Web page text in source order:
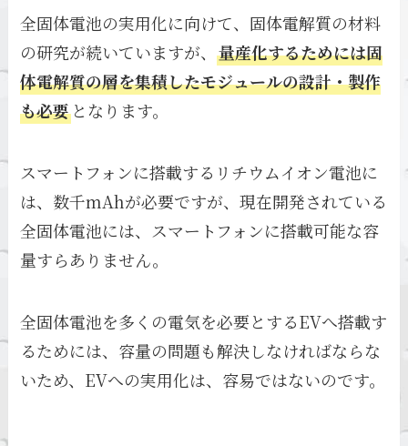
全固体電池の実用化に向けて、固体電解質の材料
の研究が続いていますが、量産化するためには固
体電解質の層を集積したモジュールの設計・製作
も必要 となります。
スマートフォンに搭載するリチウムイオン電池に
は、数千mAhが必要ですが、現在開発されている
全固体電池には、スマートフォンに搭載可能な容
量すらありません。
全固体電池を多くの電気を必要とするEVへ搭載す
るためには、容量の問題も解決しなければならな
いため、EVへの実用化は、容易ではないのです。